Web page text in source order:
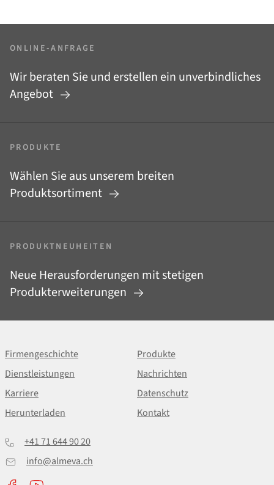
ONLINE-ANFRAGE
Wir beraten Sie und erstellen ein unverbindliches
Angebot
PRODUKTE
Wählen Sie aus unserem breiten
Produktsortiment
PRODUKTNEUHEITEN
Neue Herausforderungen mit stetigen
Produkterweiterungen
Firmengeschichte
Produkte
Dienstleistungen
Nachrichten
Karriere
Datenschutz
Herunterladen
Kontakt
+41 71 644 90 20
info@almeva.ch